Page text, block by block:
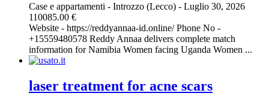
Case e appartamenti - Introzzo (Lecco) - Luglio 30, 2026
110085.00 €
Website - https://reddyannaa-id.online/ Phone No -
+15559480578 Reddy Annaa delivers complete match
information for Namibia Women facing Uganda Women ...
laser treatment for acne scars​